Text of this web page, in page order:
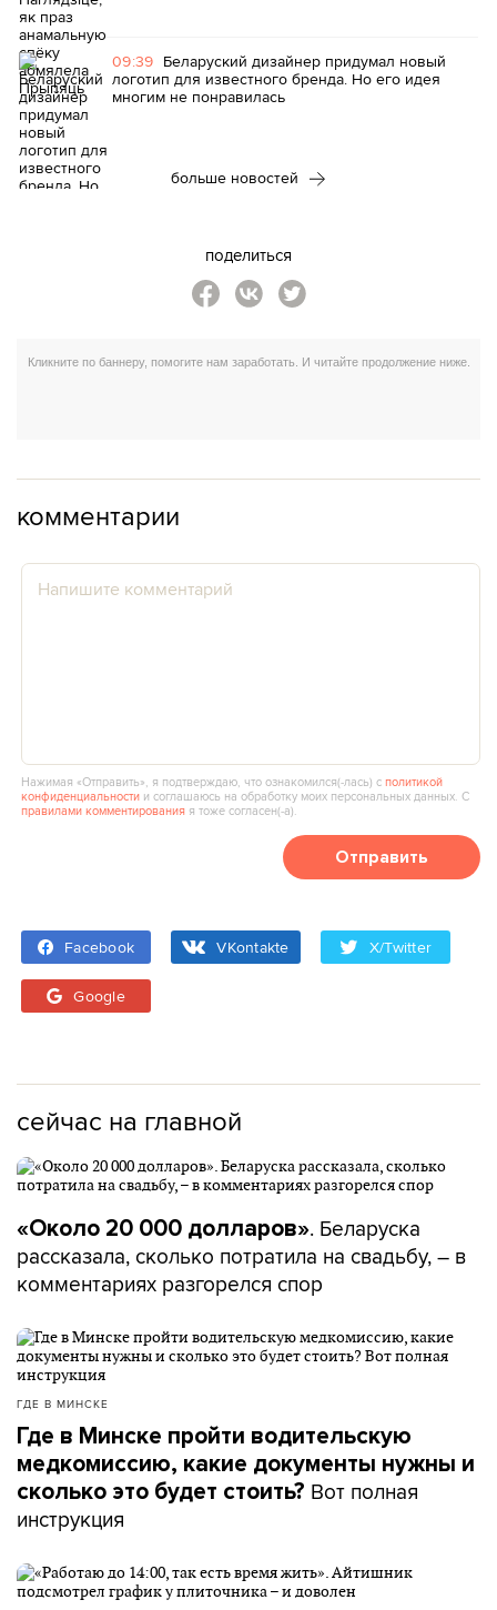
09:39 Беларуский дизайнер придумал новый
логотип для известного бренда. Но его идея
многим не понравилась
больше новостей
поделиться
комментарии
Нажимая «Отправить», я подтверждаю, что ознакомился(‑лась) сполитикой
конфиденциальности и соглашаюсь на обработку моих персональных данных. С
правилами комментирования я тоже согласен(‑а).
Отправить
Facebook VKontakte X/Twitter
Google
сейчас на главной
«Около 20 000 долларов». Беларуска
рассказала, сколько потратила на свадьбу, – в
комментариях разгорелся спор
ГДЕ В МИНСКЕ
Где в Минске пройти водительскую
медкомиссию, какие документы нужны и
сколько это будет стоить? Вот полная
инструкция